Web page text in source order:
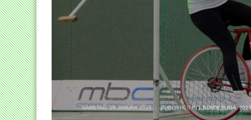
SAMSTAG, 28 JANUAR 2023 / PUBLISHED IN1.BUNDESLIGA,2023